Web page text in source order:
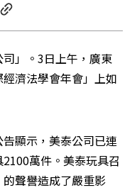
司」。3日上午，廣東
濟法學會年會」上如
顯示，美泰公司已連
萬件。美泰玩具召
聲譽造成了嚴重影